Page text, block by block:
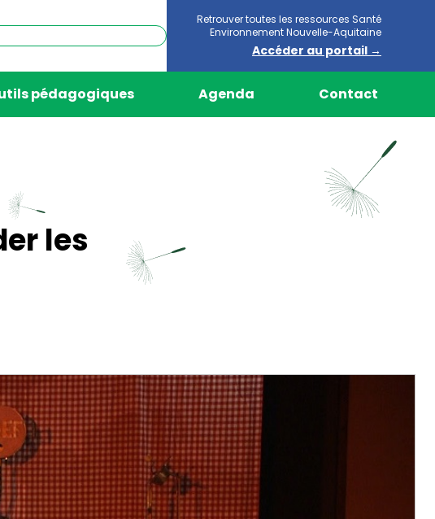
Retrouver toutes les ressources Santé
Environnement Nouvelle-Aquitaine
Accéder au portail →
pédagogiques Agenda Contact
les